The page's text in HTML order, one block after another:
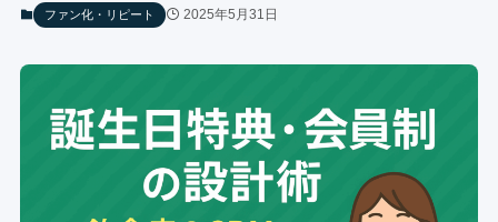
ファン化・リピート 2025年5月31日